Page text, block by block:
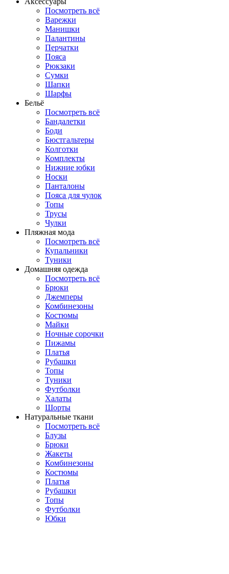
Посмотреть всё
Варежки
Манишки
Палантины
Перчатки
Пояса
Рюкзаки
Сумки
Шапки
Шарфы
Бельё
Посмотреть всё
Бандалетки
Боди
Бюстгальтеры
Колготки
Комплекты
Нижние юбки
Носки
Панталоны
Поясa для чулок
Топы
Трусы
Чулки
Пляжная мода
Посмотреть всё
Купальники
Туники
Домашняя одежда
Посмотреть всё
Брюки
Джемперы
Комбинезоны
Костюмы
Майки
Ночные сорочки
Пижамы
Платья
Рубашки
Топы
Туники
Футболки
Халаты
Шорты
Натуральные ткани
Посмотреть всё
Блузы
Брюки
Жакеты
Комбинезоны
Костюмы
Платья
Рубашки
Топы
Футболки
Юбки